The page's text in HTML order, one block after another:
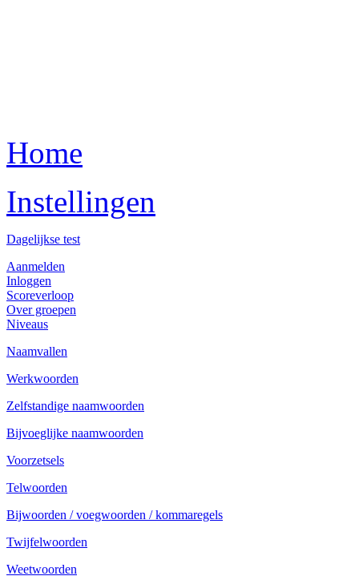
Home
Instellingen
Dagelijkse test
Aanmelden
Inloggen
Scoreverloop
Over groepen
Niveaus
Naamvallen
Werkwoorden
Zelfstandige naamwoorden
Bijvoeglijke naamwoorden
Voorzetsels
Telwoorden
Bijwoorden / voegwoorden / kommaregels
Twijfelwoorden
Weetwoorden